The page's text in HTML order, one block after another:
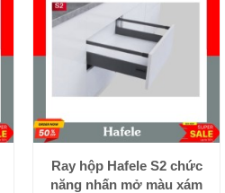
Ray hộp Hafele S2 chức
năng nhấn mở màu xám